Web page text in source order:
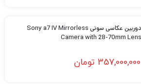
دوربین عکاسی سونی Sony a7 IV Mirrorless
Camera with 28-70mm Lens
357,000,000 تومان